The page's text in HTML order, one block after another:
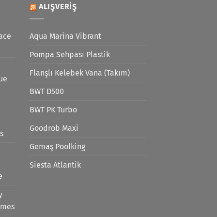
ALIŞVERIŞ
Aqua Marina Vibrant
Pompa Sehpası Plastik
Flanşlı Kelebek Vana (Takım)
BWT D500
BWT PK Turbo
Goodrob Maxi
Gemaş Poolking
Siesta Atlantik